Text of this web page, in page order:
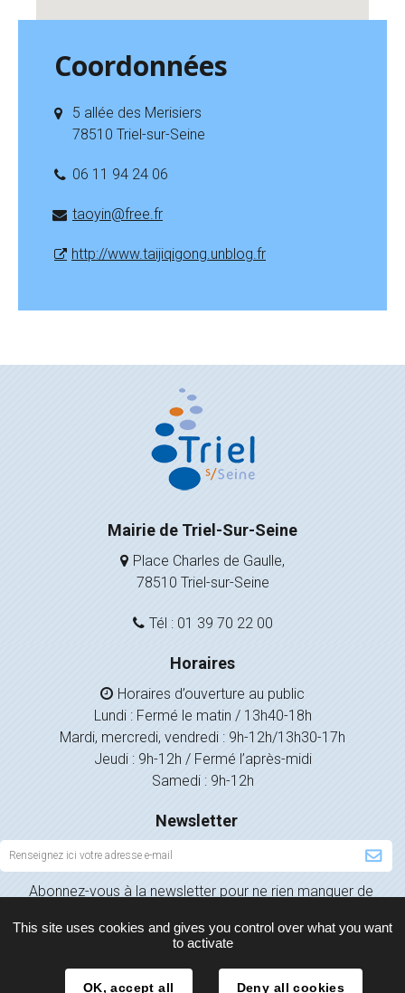
Coordonnées
5 allée des Merisiers
78510 Triel-sur-Seine
06 11 94 24 06
taoyin@free.fr
http://www.taijiqigong.unblog.fr
Mairie de Triel-Sur-Seine
Place Charles de Gaulle,
78510 Triel-sur-Seine
Tél : 01 39 70 22 00
Horaires
Horaires d’ouverture au public
Lundi : Fermé le matin / 13h40-18h
Mardi, mercredi, vendredi : 9h-12h/13h30-17h
Jeudi : 9h-12h / Fermé l’après-midi
Samedi : 9h-12h
Newsletter
Inscription
à
Abonnez-vous à la newsletter pour ne rien manquer de
This site uses cookies and gives you control over what you want
to activate
OK, accept all Deny all cookies